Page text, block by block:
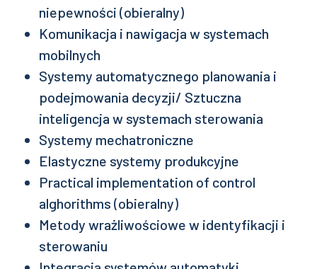
niepewności (obieralny)
Komunikacja i nawigacja w systemach
mobilnych
Systemy automatycznego planowania i
podejmowania decyzji/ Sztuczna
inteligencja w systemach sterowania
Systemy mechatroniczne
Elastyczne systemy produkcyjne
Practical implementation of control
alghorithms (obieralny)
Metody wrażliwościowe w identyfikacji i
sterowaniu